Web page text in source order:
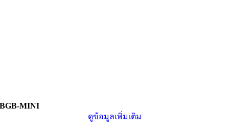
BGB-MINI
ดูข้อมูลเพิ่มเติม